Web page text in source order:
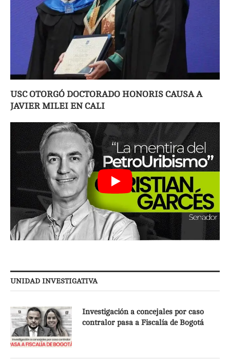
USC OTORGÓ DOCTORADO HONORIS CAUSA A
JAVIER MILEI EN CALI
UNIDAD INVESTIGATIVA
Investigación a concejales por caso
contralor pasa a Fiscalía de Bogotá